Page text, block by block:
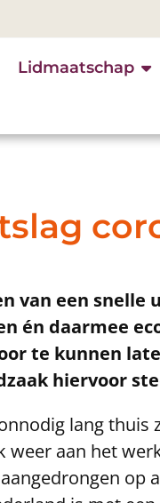
Lidmaatschap
van een snelle
én daarmee
te kunnen
hiervoor
lang thuis
aan het
op